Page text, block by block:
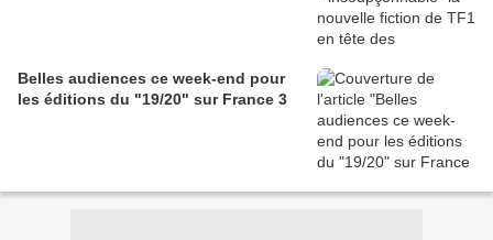
Belles audiences ce week-end pour
les éditions du "19/20" sur France 3